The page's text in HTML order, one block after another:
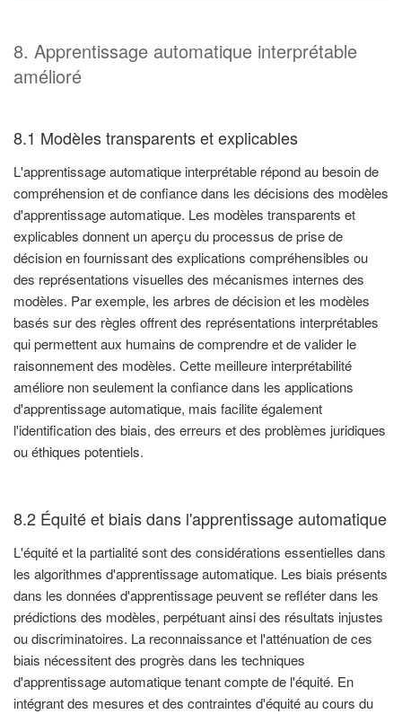
8. Apprentissage automatique interprétable
amélioré
8.1 Modèles transparents et explicables
L'apprentissage automatique interprétable répond au besoin de
compréhension et de confiance dans les décisions des modèles
d'apprentissage automatique. Les modèles transparents et
explicables donnent un aperçu du processus de prise de
décision en fournissant des explications compréhensibles ou
des représentations visuelles des mécanismes internes des
modèles. Par exemple, les arbres de décision et les modèles
basés sur des règles offrent des représentations interprétables
qui permettent aux humains de comprendre et de valider le
raisonnement des modèles. Cette meilleure interprétabilité
améliore non seulement la confiance dans les applications
d'apprentissage automatique, mais facilite également
l'identification des biais, des erreurs et des problèmes juridiques
ou éthiques potentiels.
8.2 Équité et biais dans l'apprentissage automatique
L'équité et la partialité sont des considérations essentielles dans
les algorithmes d'apprentissage automatique. Les biais présents
dans les données d'apprentissage peuvent se refléter dans les
prédictions des modèles, perpétuant ainsi des résultats injustes
ou discriminatoires. La reconnaissance et l'atténuation de ces
biais nécessitent des progrès dans les techniques
d'apprentissage automatique tenant compte de l'équité. En
intégrant des mesures et des contraintes d'équité au cours du